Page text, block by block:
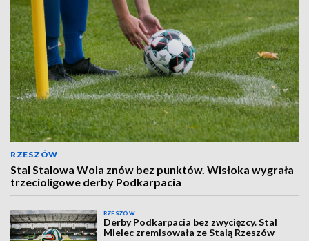
RZESZÓW
Stal Stalowa Wola znów bez punktów. Wisłoka wygrała
trzecioligowe derby Podkarpacia
RZESZÓW
Derby Podkarpacia bez zwycięzcy. Stal
Mielec zremisowała ze Stalą Rzeszów